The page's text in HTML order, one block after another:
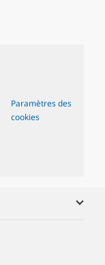
Paramètres des
cookies